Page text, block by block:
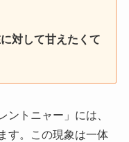
対して甘えたくて
ントニャー」には、
す。この現象は一体